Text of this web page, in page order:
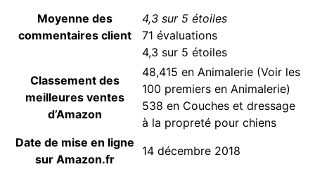
Moyenne des
commentaires client
4,3 sur 5 étoiles
71 évaluations
4,3 sur 5 étoiles
Classement des
meilleures ventes
d’Amazon
48,415 en Animalerie (Voir les
100 premiers en Animalerie)
538 en Couches et dressage
à la propreté pour chiens
Date de mise en ligne
sur Amazon.fr
14 décembre 2018